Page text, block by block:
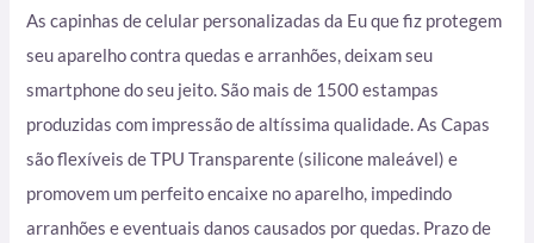
As capinhas de celular personalizadas da Eu que fiz protegem
seu aparelho contra quedas e arranhões, deixam seu
smartphone do seu jeito. São mais de 1500 estampas
produzidas com impressão de altíssima qualidade. As Capas
são flexíveis de TPU Transparente (silicone maleável) e
promovem um perfeito encaixe no aparelho, impedindo
arranhões e eventuais danos causados por quedas. Prazo de